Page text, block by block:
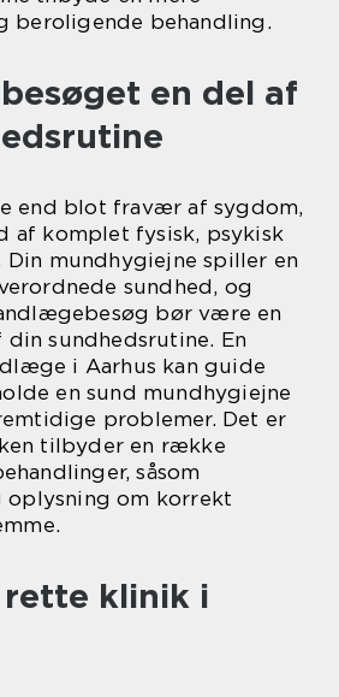
beroligende behandling.
en del af
end blot fravær af sygdom,
af komplet fysisk, psykisk
mundhygiejne spiller en
sundhed, og
bør være en
sundhedsrutine. En
i Aarhus kan guide
en sund mundhygiejne
problemer. Det er
tilbyder en række
såsom
oplysning om korrekt
klinik i